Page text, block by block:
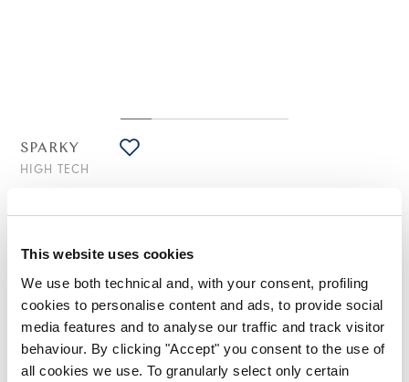
This website uses cookies
We use both technical and, with your consent, profiling
cookies to personalise content and ads, to provide social
media features and to analyse our traffic and track visitor
behaviour. By clicking "Accept" you consent to the use of
all cookies we use. To granularly select only certain
SPARKY
HIGH TECH
"Polaroid Tulips"
(Droits de douane compris)
NOTES DE STYLE